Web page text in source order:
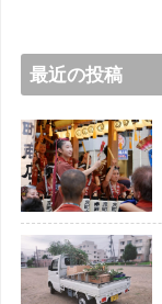
最近の投稿